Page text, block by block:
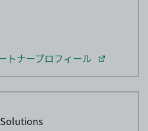
トナープロフィール